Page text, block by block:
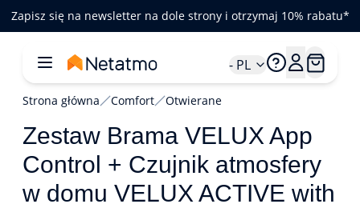
Zapisz się na newsletter na dole strony i otrzymaj 10% rabatu*
- PL
Strona główna Comfort Otwierane
Zestaw Brama VELUX App
Control + Czujnik atmosfery
w domu VELUX ACTIVE with